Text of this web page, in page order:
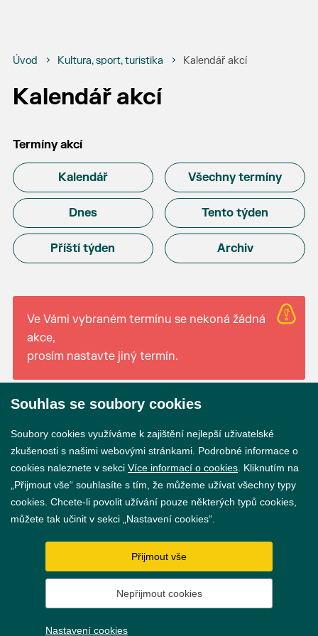
Úvod Kultura, sport, turistika Kalendář akcí
Kalendář akcí
Termíny akcí
Kalendář Všechny termíny
Dnes Tento týden
Příští týden Archiv
Ve Vámi vybraném termínu se nekoná žádná
akce,
prosím nastavte jiný termín.
GDPR
Nastavení cookies
Souhlas se soubory cookies
Soubory cookies využíváme k zajištění nejlepší uživatelské
zkušenosti s našimi webovými stránkami. Podrobné informace o
cookies naleznete v sekci Více informací o cookies . Kliknutím na
„Přijmout vše“ souhlasíte s tím, že můžeme užívat všechny typy
cookies. Chcete-li povolit užívání pouze některých typů cookies,
můžete tak učinit v sekci „Nastavení cookies“.
Přijmout vše
Nepřijmout cookies
Nastavení cookies